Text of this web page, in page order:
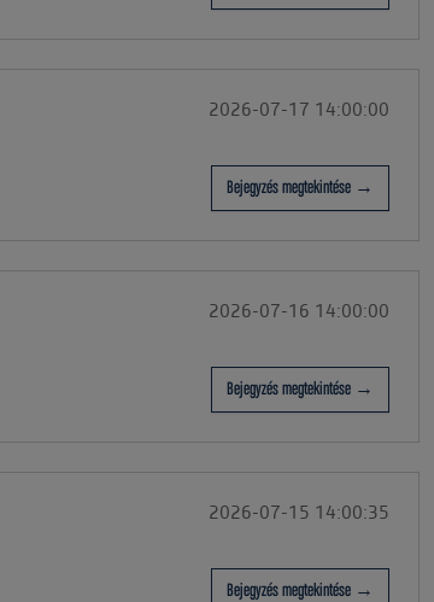
2026-07-17 14:00:00
Bejegyzés megtekintése →
2026-07-16 14:00:00
Bejegyzés megtekintése →
2026-07-15 14:00:35
Bejegyzés megtekintése →